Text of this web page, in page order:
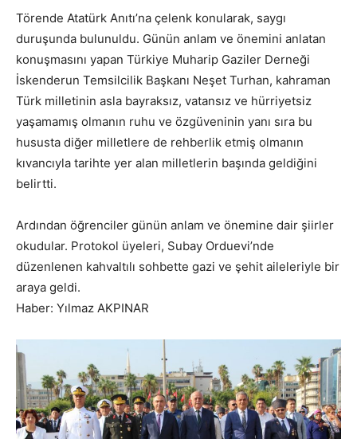
Törende Atatürk Anıtı’na çelenk konularak, saygı
duruşunda bulunuldu. Günün anlam ve önemini anlatan
konuşmasını yapan Türkiye Muharip Gaziler Derneği
İskenderun Temsilcilik Başkanı Neşet Turhan, kahraman
Türk milletinin asla bayraksız, vatansız ve hürriyetsiz
yaşamamış olmanın ruhu ve özgüveninin yanı sıra bu
hususta diğer milletlere de rehberlik etmiş olmanın
kıvancıyla tarihte yer alan milletlerin başında geldiğini
belirtti.
Ardından öğrenciler günün anlam ve önemine dair şiirler
okudular. Protokol üyeleri, Subay Orduevi’nde
düzenlenen kahvaltılı sohbette gazi ve şehit aileleriyle bir
araya geldi.
Haber: Yılmaz AKPINAR